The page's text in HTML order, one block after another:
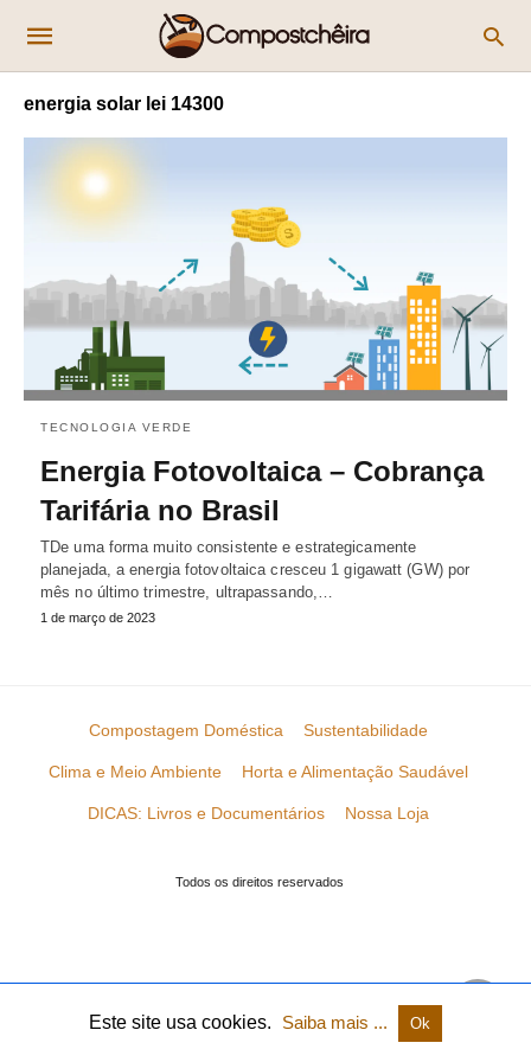
energia solar lei 14300
TECNOLOGIA VERDE
Energia Fotovoltaica – Cobrança
Tarifária no Brasil
TDe uma forma muito consistente e estrategicamente
planejada, a energia fotovoltaica cresceu 1 gigawatt (GW) por
mês no último trimestre, ultrapassando,…
1 de março de 2023
Compostagem Doméstica Sustentabilidade
Clima e Meio Ambiente Horta e Alimentação Saudável
DICAS: Livros e Documentários Nossa Loja
Todos os direitos reservados
Este site usa cookies. Saiba mais ... Ok